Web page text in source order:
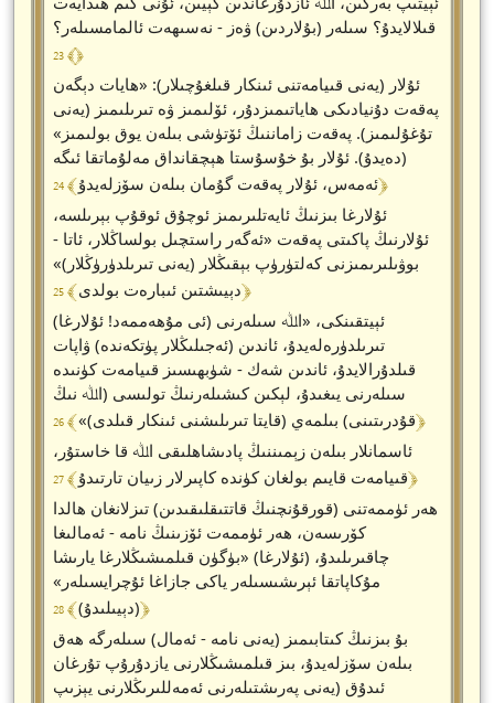
قىلالايدۇ؟ سىلەر (بۇلاردىن) ۋەز - نەسىھەت ئالمامسىلەر؟
﴾ 23 ﴿
ئۇلار (يەنى قىيامەتنى ئىنكار قىلغۇچىلار): «ھايات دېگەن
پەقەت دۇنيادىكى ھاياتىمىزدۇر، ئۆلىمىز ۋە تىرىلىمىز (يەنى
تۇغۇلىمىز). پەقەت زاماننىڭ ئۆتۈشى بىلەن يوق بولىمىز»
(دەيدۇ). ئۇلار بۇ خۇسۇستا ھېچقانداق مەلۇماتقا ئىگە
ئەمەس، ئۇلار پەقەت گۇمان بىلەن سۆزلەيدۇ﴾ 24 ﴿
ئۇلارغا بىزنىڭ ئايەتلىرىمىز ئوچۇق ئوقۇپ بېرىلسە،
ئۇلارنىڭ پاكىتى پەقەت «ئەگەر راستچىل بولساڭلار، ئاتا -
بوۋىلىرىمىزنى كەلتۈرۈپ بېقىڭلار (يەنى تىرىلدۈرۈڭلار)»
دېيىشتىن ئىبارەت بولدى﴾ 25 ﴿
(ئى مۇھەممەد! ئۇلارغا) ئېيتقىنكى، «اﷲ سىلەرنى
تىرىلدۈرەلەيدۇ، ئاندىن (ئەجىلىڭلار پۈتكەندە) ۋاپات
قىلدۇرالايدۇ، ئاندىن شەك - شۈبھىسىز قىيامەت كۈنىدە
سىلەرنى يىغىدۇ، لېكىن كىشىلەرنىڭ تولىسى (اﷲ نىڭ
قۇدرىتىنى) بىلمەي (قايتا تىرىلىشنى ئىنكار قىلدى)»﴾ 26 ﴿
ئاسمانلار بىلەن زېمىننىڭ پادىشاھلىقى اﷲ قا خاستۇر،
قىيامەت قايىم بولغان كۈندە كاپىرلار زىيان تارتىدۇ﴾ 27 ﴿
ھەر ئۈممەتنى (قورقۇنچنىڭ قاتتىقلىقىدىن) تىزلانغان ھالدا
كۆرىسەن، ھەر ئۈممەت ئۆزىنىڭ نامە - ئەمالىغا
چاقىرىلىدۇ، (ئۇلارغا) «بۈگۈن قىلمىشىڭلارغا يارىشا
مۇكاپاتقا ئېرىشىسىلەر ياكى جازاغا ئۇچرايسىلەر»
(دېيىلىدۇ)﴾ 28 ﴿
بۇ بىزنىڭ كىتابىمىز (يەنى نامە - ئەمال) سىلەرگە ھەق
بىلەن سۆزلەيدۇ، بىز قىلمىشىڭلارنى يازدۇرۇپ تۇرغان
ئىدۇق (يەنى پەرىشتىلەرنى ئەمەللىرىڭلارنى يېزىپ